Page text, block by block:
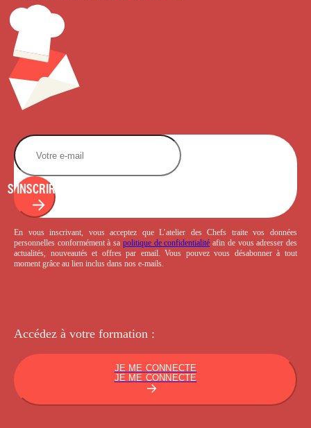
S'INSCRIRE
En vous inscrivant, vous acceptez que L’atelier des Chefs traite vos données
personnelles conformément à sa politique de confidentialité afin de vous adresser des
actualités, nouveautés et offres par email. Vous pouvez vous désabonner à tout
moment grâce au lien inclus dans nos e-mails.
Accédez à votre formation :
JE ME CONNECTE
JE ME CONNECTE